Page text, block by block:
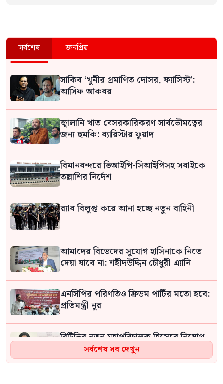
সর্বশেষ জনপ্রিয়
সাকিব ‘খুনীর প্রমাণিত দোসর, ফ্যাসিস্ট’:
আসিফ আকবর
জ্বালানি খাত বেসরকারিকরণ সার্বভৌমত্বের
জন্য হুমকি: ব্যারিস্টার ফুয়াদ
বিমানবন্দরে ভিআইপি-সিআইপিসহ সবাইকে
তল্লাশির নির্দেশ
র‍্যাব বিলুপ্ত করে আনা হচ্ছে নতুন বাহিনী
আমাদের বিভেদের সুযোগ হাসিনাকে নিতে
দেয়া যাবে না: শহীদউদ্দিন চৌধুরী এ্যানি
এনসিপির পরিণতিও ফ্রিডম পার্টির মতো হবে:
প্রতিমন্ত্রী নুর
বিটিভির নতুন মহাপরিচালক হিসেবে নিয়োগ
পেলেন কাজী জেসিন
সর্বশেষ সব দেখুন